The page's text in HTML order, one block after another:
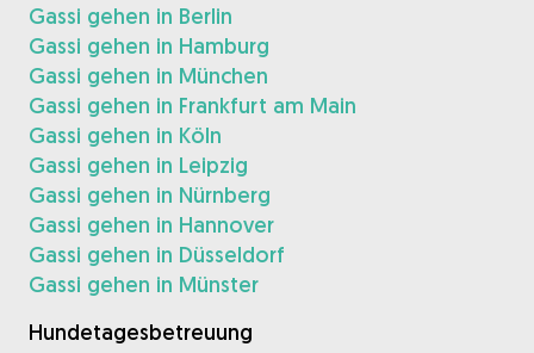
Gassi gehen in Berlin
Gassi gehen in Hamburg
Gassi gehen in München
Gassi gehen in Frankfurt am Main
Gassi gehen in Köln
Gassi gehen in Leipzig
Gassi gehen in Nürnberg
Gassi gehen in Hannover
Gassi gehen in Düsseldorf
Gassi gehen in Münster
Hundetagesbetreuung